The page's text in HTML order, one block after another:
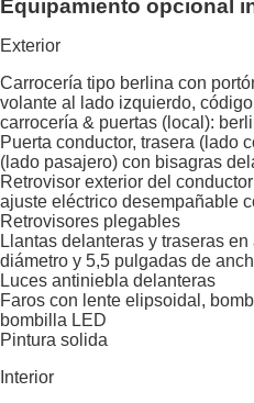
Equipamiento opcional
Exterior
Carrocería tipo berlina con
volante al lado izquierdo,
carrocería & puertas (local):
Puerta conductor, trasera (lado
(lado pasajero) con bisagras
Retrovisor exterior del
ajuste eléctrico desempañable
Retrovisores plegables
Llantas delanteras y traseras
diámetro y 5,5 pulgadas de
Luces antiniebla delanteras
Faros con lente elipsoidal,
bombilla LED
Pintura solida
Interior